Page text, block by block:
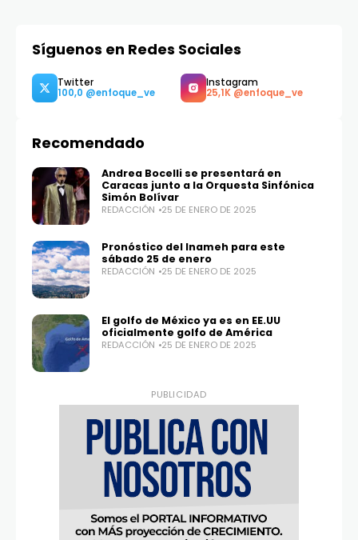
Síguenos en Redes Sociales
Twitter
100,0
Instagram
Recomendado
Andrea Bocelli se presentará en
Caracas junto a la Orquesta Sinfónica
Simón Bolívar
REDACCIÓN 25 DE ENERO DE 2025
Pronóstico del Inameh para este
sábado 25 de enero
REDACCIÓN 25 DE ENERO DE 2025
El golfo de México ya es en EE.UU
oficialmente golfo de América
REDACCIÓN 25 DE ENERO DE 2025
PUBLICIDAD